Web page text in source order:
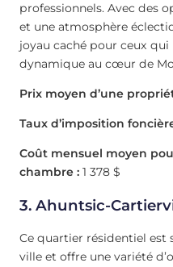
professionnels. Avec des
et une atmosphère
joyau caché pour ceux
dynamique au cœur de
Prix moyen d’une
Taux d’imposition
Coût mensuel moyen
chambre : 1 378 $
3. Ahuntsic-
Ce quartier résidentiel est
ville et offre une variété